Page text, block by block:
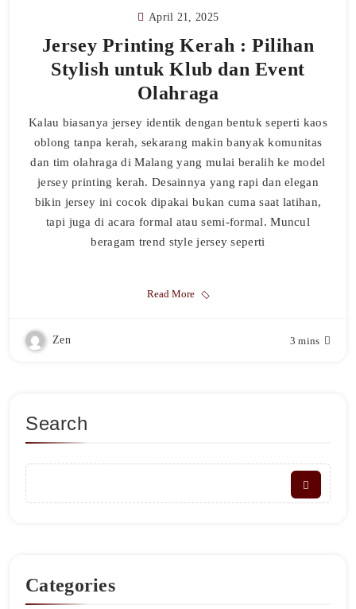
April 21, 2025
Jersey Printing Kerah : Pilihan
Stylish untuk Klub dan Event
Olahraga
Kalau biasanya jersey identik dengan bentuk seperti kaos
oblong tanpa kerah, sekarang makin banyak komunitas
dan tim olahraga di Malang yang mulai beralih ke model
jersey printing kerah. Desainnya yang rapi dan elegan
bikin jersey ini cocok dipakai bukan cuma saat latihan,
tapi juga di acara formal atau semi-formal. Muncul
beragam trend style jersey seperti
Read More
Zen 3 mins
Search
Categories